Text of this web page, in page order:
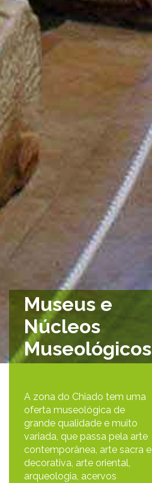
Museus e
Núcleos
Museológicos
A zona do Chiado tem uma
oferta museológica de
grande qualidade e muito
variada, que passa pela arte
contemporânea, arte sacra e
decorativa, arte oriental,
arqueologia, acervos